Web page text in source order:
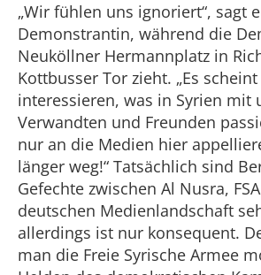
„Wir fühlen uns ignoriert“, sagt
Demonstrantin, während die
Neuköllner Hermannplatz in
Kottbusser Tor zieht. „Es
interessieren, was in Syrien mit
Verwandten und Freunden
nur an die Medien hier
länger weg!“ Tatsächlich sind
Gefechte zwischen Al Nusra,
deutschen Medienlandschaft
allerdings ist nur konsequent.
man die Freie Syrische Armee